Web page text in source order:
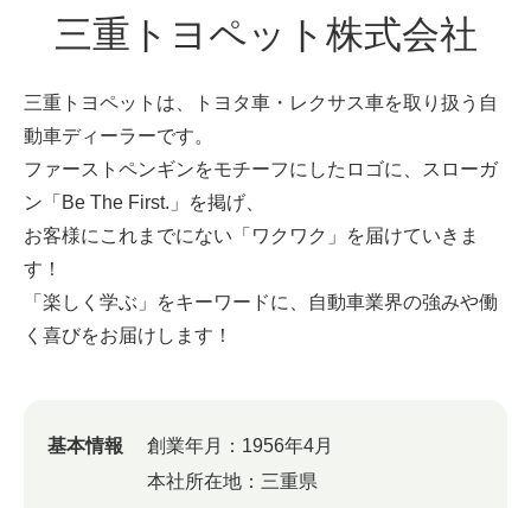
三重トヨペット株式会社
三重トヨペットは、トヨタ車・レクサス車を取り扱う自
動車ディーラーです。
ファーストペンギンをモチーフにしたロゴに、スローガ
ン「Be The First.」を掲げ、
お客様にこれまでにない「ワクワク」を届けていきま
す！
「楽しく学ぶ」をキーワードに、自動車業界の強みや働
く喜びをお届けします！
基本情報 創業年月： 1956年4月
本社所在地： 三重県